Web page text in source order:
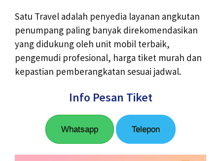
Satu Travel adalah penyedia layanan angkutan
penumpang paling banyak direkomendasikan
yang didukung oleh unit mobil terbaik,
pengemudi profesional, harga tiket murah dan
kepastian pemberangkatan sesuai jadwal.
Info Pesan Tiket
Whatsapp Telepon